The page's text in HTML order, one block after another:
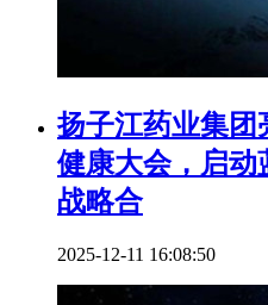
扬子江药业集团
健康大会，启动
战略合
2025-12-11 16:08:50